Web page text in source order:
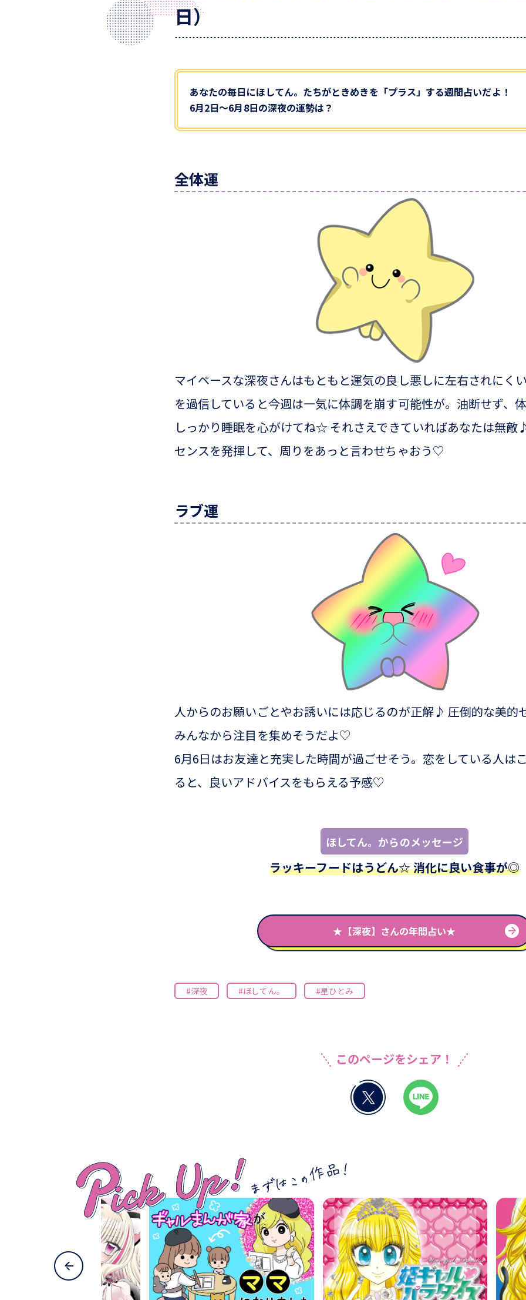
日）
あなたの毎日にほしてん。たちがときめきを「プラス」する週間占いだよ！
6月2日～6月8日の深夜の運勢は？
全体運
マイペースな深夜さんはもともと運気の良し悪しに左右されにく
を過信していると今週は一気に体調を崩す可能性が。油断せず、
しっかり睡眠を心がけてね☆ それさえできていればあなたは無
センスを発揮して、周りをあっと言わせちゃおう♡
ラブ運
人からのお願いごとやお誘いには応じるのが正解♪ 圧倒的な美的
みんなから注目を集めそうだよ♡
6月6日はお友達と充実した時間が過ごせそう。恋をしている人は
ると、良いアドバイスをもらえる予感♡
ほしてん。からのメッセージ
ラッキーフードはうどん☆ 消化に良い食事が◎
★【深夜】さんの年間占い★
#深夜 #ほしてん。 #星ひとみ
このページをシェア！